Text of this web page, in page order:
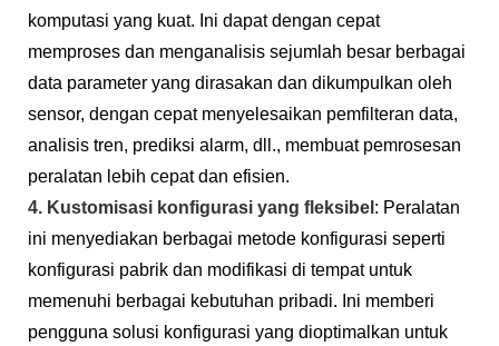
komputasi yang kuat. Ini dapat dengan cepat
memproses dan menganalisis sejumlah besar berbagai
data parameter yang dirasakan dan dikumpulkan oleh
sensor, dengan cepat menyelesaikan pemfilteran data,
analisis tren, prediksi alarm, dll., membuat pemrosesan
peralatan lebih cepat dan efisien.
4. Kustomisasi konfigurasi yang fleksibel : Peralatan
ini menyediakan berbagai metode konfigurasi seperti
konfigurasi pabrik dan modifikasi di tempat untuk
memenuhi berbagai kebutuhan pribadi. Ini memberi
pengguna solusi konfigurasi yang dioptimalkan untuk